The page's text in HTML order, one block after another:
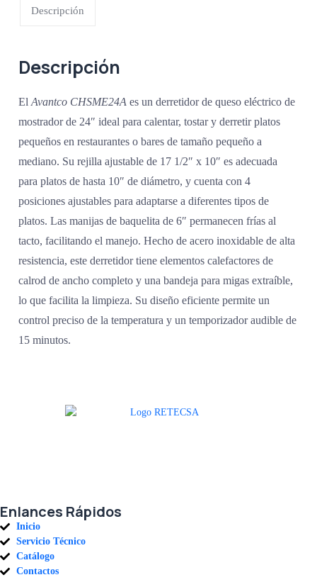
Descripción
Descripción
ElAvantco CHSME24A es un derretidor de queso eléctrico de
mostrador de 24″ ideal para calentar, tostar y derretir platos
pequeños en restaurantes o bares de tamaño pequeño a
mediano. Su rejilla ajustable de 17 1/2″ x 10″ es adecuada
para platos de hasta 10″ de diámetro, y cuenta con 4
posiciones ajustables para adaptarse a diferentes tipos de
platos. Las manijas de baquelita de 6″ permanecen frías al
tacto, facilitando el manejo. Hecho de acero inoxidable de alta
resistencia, este derretidor tiene elementos calefactores de
calrod de ancho completo y una bandeja para migas extraíble,
lo que facilita la limpieza. Su diseño eficiente permite un
control preciso de la temperatura y un temporizador audible de
15 minutos.
Enlances Rápidos
Inicio
Servicio Técnico
Catálogo
Contactos